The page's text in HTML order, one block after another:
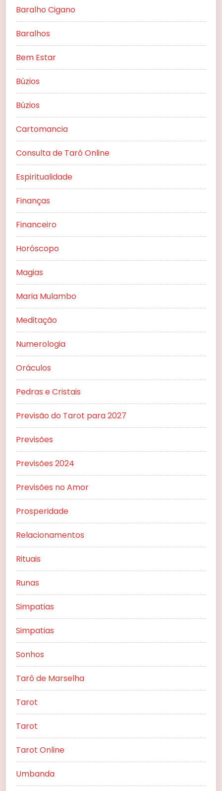
Baralho Cigano
Baralhos
Bem Estar
Búzios
Búzios
Cartomancia
Consulta de Tarô Online
Espiritualidade
Finanças
Financeiro
Horóscopo
Magias
Maria Mulambo
Meditação
Numerologia
Oráculos
Pedras e Cristais
Previsão do Tarot para 2027
Previsões
Previsões 2024
Previsões no Amor
Prosperidade
Relacionamentos
Rituais
Runas
Simpatias
Simpatias
Sonhos
Tarô de Marselha
Tarot
Tarot
Tarot Online
Umbanda